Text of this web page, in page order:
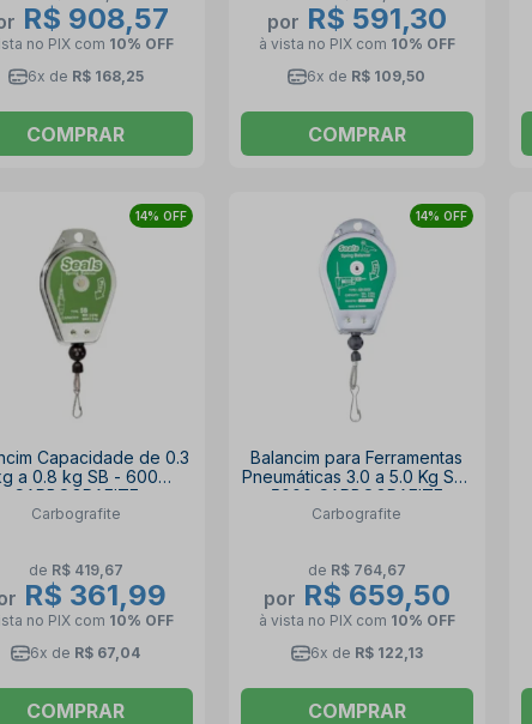
R$ 908,57
no PIX com 10% OFF
6x de R$ 168,25
COMPRAR
por R$ 591,30
à vista no PIX com 10% OFF
6x de R$ 109,50
COMPRAR
14% OFF
Capacidade de 0.3
a 0.8 kg SB - 600
CARBOGRAFITE
Carbografite
de R$ 419,67
R$ 361,99
no PIX com 10% OFF
6x de R$ 67,04
COMPRAR
14% OFF
Balancim para Ferramentas
Pneumáticas 3.0 a 5.0 Kg SB-
5000 CARBOGRAFITE
Carbografite
de R$ 764,67
por R$ 659,50
à vista no PIX com 10% OFF
6x de R$ 122,13
COMPRAR